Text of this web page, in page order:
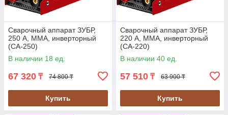
Сварочный аппарат ЗУБР,
250 А, MMA, инверторный
(СА-250)
В наличии 18 ед.
67 320 ₸ 74 800 ₸
Купить
Сварочный аппарат ЗУБР,
220 А, MMA, инверторный
(СА-220)
В наличии 40 ед.
57 510 ₸ 63 900 ₸
Купить